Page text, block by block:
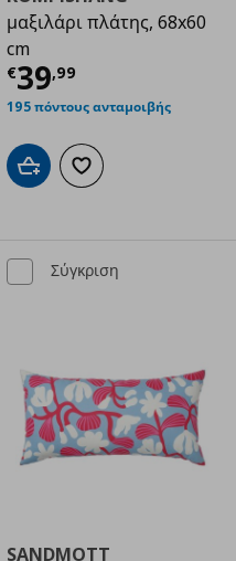
€ 3,99
μαξιλάρι πλάτης, 68x60
cm
€39,99
Τρέχουσα
195 πόντους ανταμοιβής
Προσθήκη στο καλάθι
Προσθήκη στα
Σύγκριση
SANDMOTT